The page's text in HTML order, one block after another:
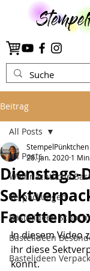
Beitrag
All Posts
Weihnachtliche
Verpackungen
Bastelideen
Bastelideen
Bastelideen
All Posts
Dienstags-
StempelPünktchen
28. Jan. 2020 1
In diesem Video
ihr diese
könnt.